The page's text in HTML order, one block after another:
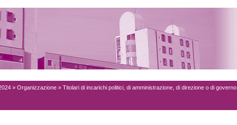
» Organizzazione » Titolari di incarichi politici, di amministrazione, di direzione o di governo